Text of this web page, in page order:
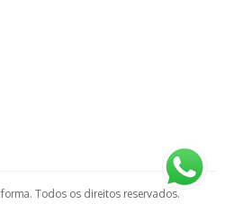
Todos os direitos reservados.